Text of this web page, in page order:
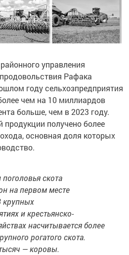
управления
Рафака
году сельхозпредприятия
чем на 10 миллиардов
больше, чем в 2023 году.
продукции получено более
основная доля которых
скота
на первом месте
крупных
и крестьянско-
насчитывается более
рогатого скота.
— коровы.